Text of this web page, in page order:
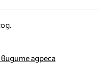
адреса